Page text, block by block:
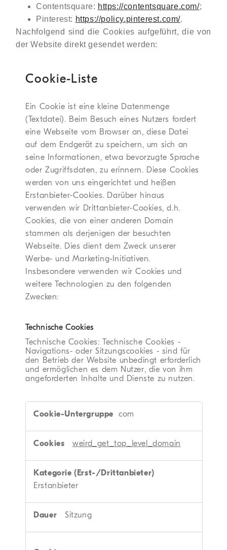
Contentsquare: https://contentsquare.com/;
Pinterest: https://policy.pinterest.com/.
Nachfolgend sind die Cookies aufgeführt, die von
der Website direkt gesendet werden:
Cookie-Liste
Ein Cookie ist eine kleine Datenmenge
(Textdatei). Beim Besuch eines Nutzers fordert
eine Webseite vom Browser an, diese Datei
auf dem Endgerät zu speichern, um sich an
seine Informationen, etwa bevorzugte Sprache
oder Zugriffsdaten, zu erinnern. Diese Cookies
werden von uns eingerichtet und heißen
Erstanbieter-Cookies. Darüber hinaus
verwenden wir Drittanbieter-Cookies, d.h.
Cookies, die von einer anderen Domain
stammen als derjenigen der besuchten
Webseite. Dies dient dem Zweck unserer
Werbe- und Marketing-Initiativen.
Insbesondere verwenden wir Cookies und
weitere Technologien zu den folgenden
Zwecken:
Technische Cookies
Technische Cookies: Technische Cookies -
Navigations- oder Sitzungscookies - sind für
den Betrieb der Website unbedingt erforderlich
und ermöglichen es dem Nutzer, die von ihm
angeforderten Inhalte und Dienste zu nutzen.
Cookies
com
weird_get_top_level_domain
Erstanbieter
Sitzung